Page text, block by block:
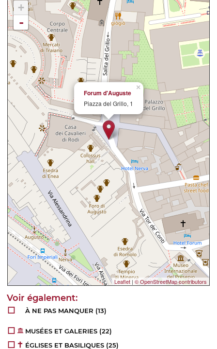
×
Forum d'Auguste
Piazza del Grillo, 1
+
-
Leaflet|© OpenStreetMap contributors
À NE PAS MANQUER (13)
MUSÉES ET GALERIES (22)
ÉGLISES ET BASILIQUES (25)